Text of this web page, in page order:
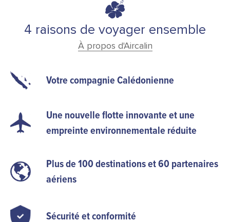
4 raisons de voyager ensemble
À propos d'Aircalin
Votre compagnie Calédonienne
Une nouvelle flotte innovante et une
empreinte environnementale réduite
Plus de 100 destinations et 60 partenaires
aériens
Sécurité et conformité